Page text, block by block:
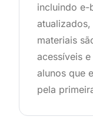
incluindo
materiais
acessíveis
alunos que
pela